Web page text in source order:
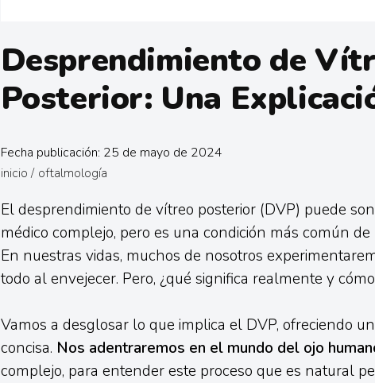
Desprendimiento de
Posterior: Una
Fecha publicación: 25 de mayo de 2024
inicio / oftalmología
El desprendimiento de vítreo posterior (DVP) puede
médico complejo, pero es una condición más común
En nuestras vidas, muchos de nosotros
todo al envejecer. Pero, ¿qué significa realmente y
Vamos a desglosar lo que implica el DVP, ofreciendo
concisa. Nos adentraremos en el mundo del ojo
complejo, para entender este proceso que es natural